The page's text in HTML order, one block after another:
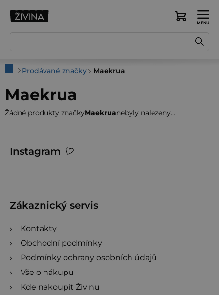
Nákupní
DomůProdávané značky Maekrua
Maekrua
Žádné produkty značkyMaekruanebyly nalezeny...
Instagram
Zákaznický servis
Kontakty
Obchodní podmínky
Podmínky ochrany osobních údajů
Vše o nákupu
Kde nakoupit Živinu